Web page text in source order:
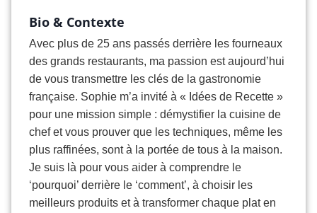
Bio & Contexte
Avec plus de 25 ans passés derrière les fourneaux
des grands restaurants, ma passion est aujourd’hui
de vous transmettre les clés de la gastronomie
française. Sophie m’a invité à « Idées de Recette »
pour une mission simple : démystifier la cuisine de
chef et vous prouver que les techniques, même les
plus raffinées, sont à la portée de tous à la maison.
Je suis là pour vous aider à comprendre le
‘pourquoi’ derrière le ‘comment’, à choisir les
meilleurs produits et à transformer chaque plat en